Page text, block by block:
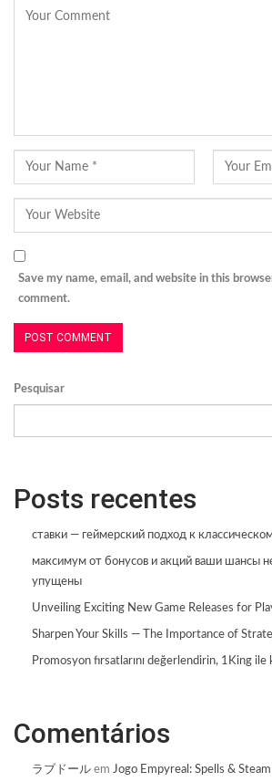
Save my name, email, and website in this
comment.
Pesquisar
Posts recentes
ставки — геймерский подход к
максимум от бонусов и акций ваши шансы
упущены
Unveiling Exciting New Game Releases for
Sharpen Your Skills — The Importance of
Promosyon fırsatlarını değerlendirin, 1King ile
Comentários
ラブドール em Jogo Empyreal: Spells &